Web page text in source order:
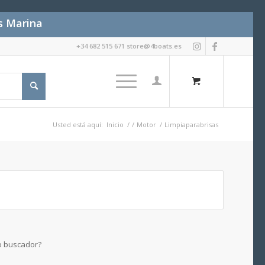
Marina
+34 682 515 671 store@4boats.es
Usted está aquí: Inicio / / Motor / Limpiaparabrisas
buscador?